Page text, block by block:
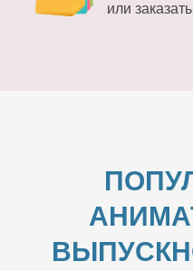
или